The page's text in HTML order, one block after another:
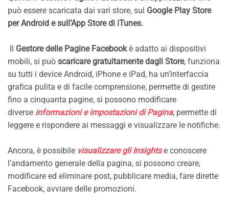
può essere scaricata dai vari store, sul Google Play Store
per Android e sull’App Store di iTunes.
Il Gestore delle Pagine Facebookè adatto ai dispositivi
mobili, si può scaricare gratuitamente dagli Store, funziona
su tutti i device Android, iPhone e iPad, ha un’interfaccia
grafica pulita e di facile comprensione, permette di gestire
fino a cinquanta pagine, si possono modificare
diverse informazioni e impostazioni di Pagina, permette di
leggere e rispondere ai messaggi e visualizzare le notifiche.
Ancora, è possibile visualizzare gli Insightse conoscere
l’andamento generale della pagina, si possono creare,
modificare ed eliminare post, pubblicare media, fare dirette
Facebook, avviare delle promozioni.